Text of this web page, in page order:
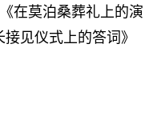
在莫泊桑葬礼上的演
见仪式上的答词》